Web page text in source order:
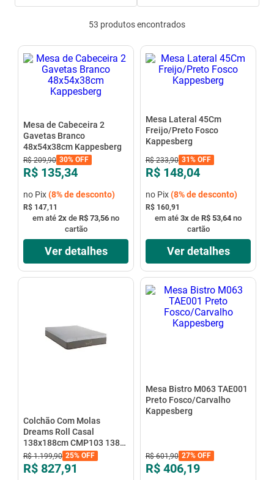
53 produtos
Mesa de Cabeceira 2
Gavetas Branco
48x54x38cm Kappesberg
R$ 209,90 30%OFF
R$ 135,34
no Pix(8%de desconto)
R$ 147,11
em até 2x de R$ 73,56 no
cartão
Ver detalhes
Mesa Lateral 45Cm
Freijo/Preto Fosco
Kappesberg
R$ 233,90 31%OFF
R$ 148,04
no Pix(8%de desconto)
R$ 160,91
em até 3x de R$ 53,64 no
cartão
Ver detalhes
Colchão Com Molas
Dreams Roll Casal
138x188cm CMP103 138
123 Kappesberg
R$ 1.199,90 25%OFF
R$ 827,91
Mesa Bistro M063 TAE001
Preto Fosco/Carvalho
Kappesberg
R$ 601,90 27%OFF
R$ 406,19